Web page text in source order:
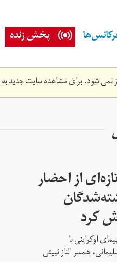
پخش زنده
نمی شود. برای مشاهده سایت جدید به
از احضار
کرد
اوکراینی با
همسر الناز نبیئی